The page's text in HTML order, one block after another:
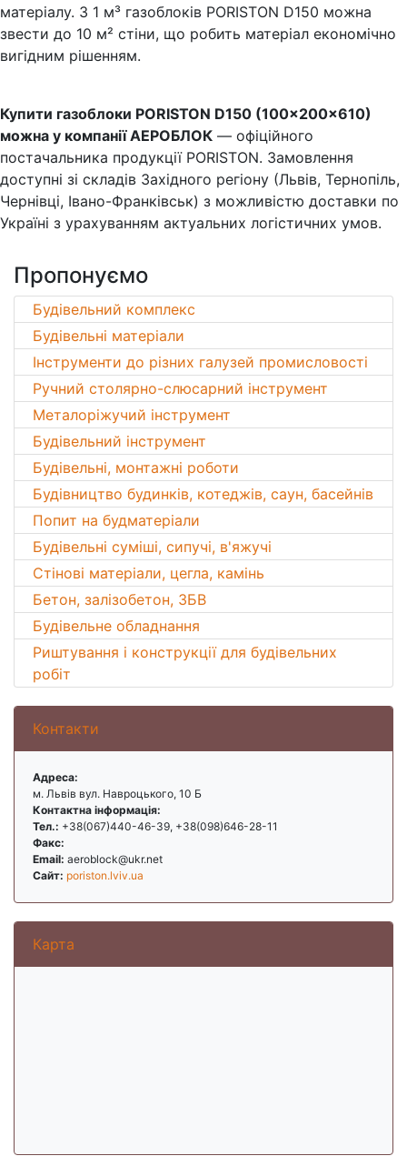
матеріалу. З 1 м³ газоблоків PORISTON D150 можна
звести до 10 м² стіни, що робить матеріал економічно
вигідним рішенням.
Купити газоблоки PORISTON D150 (100×200×610)
можна у компанії АЕРОБЛОК — офіційного
постачальника продукції PORISTON. Замовлення
доступні зі складів Західного регіону (Львів, Тернопіль,
Чернівці, Івано-Франківськ) з можливістю доставки по
Україні з урахуванням актуальних логістичних умов.
Пропонуємо
Будівельний комплекс
Будівельні матеріали
Інструменти до різних галузей промисловості
Ручний столярно-слюсарний інструмент
Металоріжучий інструмент
Будівельний інструмент
Будівельні, монтажні роботи
Будівництво будинків, котеджів, саун, басейнів
Попит на будматеріали
Будівельні суміші, сипучі, в'яжучі
Стінові матеріали, цегла, камінь
Бетон, залізобетон, ЗБВ
Будівельне обладнання
Риштування і конструкції для будівельних
робіт
Контакти
Адреса:
м. Львів вул. Навроцького, 10 Б
Контактна інформація:
Тел.: +38(067)440-46-39, +38(098)646-28-11
Факс:
Email: aeroblock@ukr.net
Сайт: poriston.lviv.ua
Карта